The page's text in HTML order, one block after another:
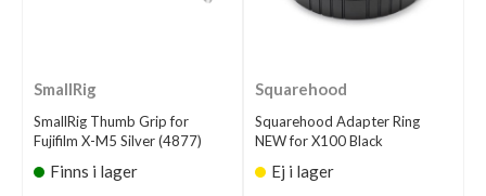
SmallRig
SmallRig Thumb Grip for
Fujifilm X-M5 Silver (4877)
Finns i lager
Squarehood
Squarehood Adapter Ring
NEW for X100 Black
Ej i lager